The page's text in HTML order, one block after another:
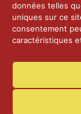
données telles
uniques sur ce
consentement
caractéristiques